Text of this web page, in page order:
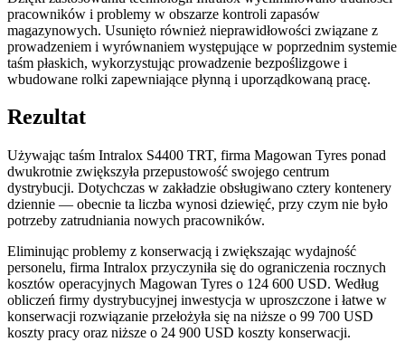
pracowników i problemy w obszarze kontroli zapasów
magazynowych. Usunięto również nieprawidłowości związane z
prowadzeniem i wyrównaniem występujące w poprzednim systemie
taśm płaskich, wykorzystując prowadzenie bezpoślizgowe i
wbudowane rolki zapewniające płynną i uporządkowaną pracę.
Rezultat
Używając taśm Intralox S4400 TRT, firma Magowan Tyres ponad
dwukrotnie zwiększyła przepustowość swojego centrum
dystrybucji. Dotychczas w zakładzie obsługiwano cztery kontenery
dziennie — obecnie ta liczba wynosi dziewięć, przy czym nie było
potrzeby zatrudniania nowych pracowników.
Eliminując problemy z konserwacją i zwiększając wydajność
personelu, firma Intralox przyczyniła się do ograniczenia rocznych
kosztów operacyjnych Magowan Tyres o 124 600 USD. Według
obliczeń firmy dystrybucyjnej inwestycja w uproszczone i łatwe w
konserwacji rozwiązanie przełożyła się na niższe o 99 700 USD
koszty pracy oraz niższe o 24 900 USD koszty konserwacji.